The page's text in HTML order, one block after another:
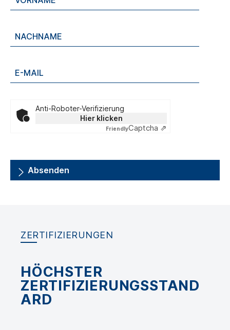
Anti-Roboter-Verifizierung
Hier klicken
FriendlyCaptcha ⇗
Absenden
ZERTIFIZIERUNGEN
HÖCHSTER
ZERTIFIZIERUNGSSTAND
ARD